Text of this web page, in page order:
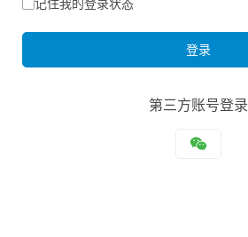
记住我的登录状态
登录
第三方账号登录